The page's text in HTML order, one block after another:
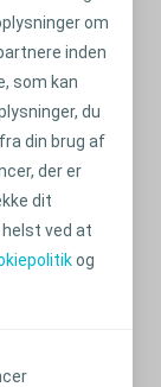
om
inden
som kan
du
din brug af
der er
dit
ved at
og
vil det
din stomi